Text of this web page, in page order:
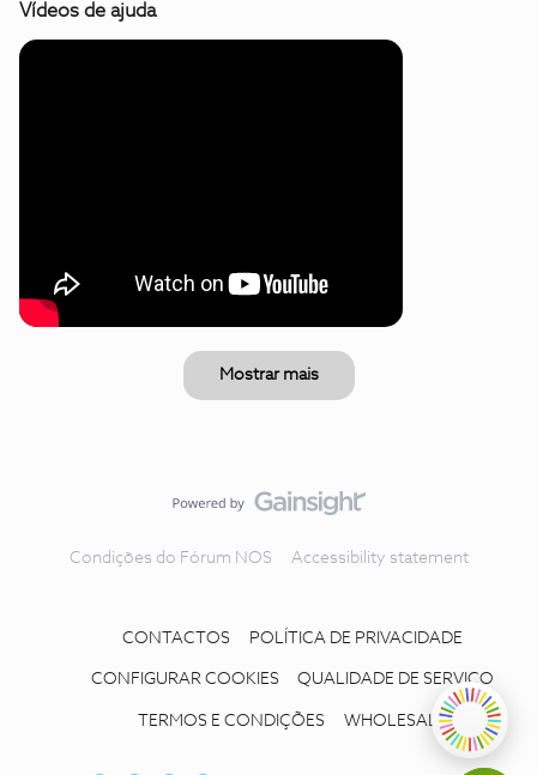
Vídeos de ajuda
Mostrar mais
Condições do Fórum NOS Accessibility statement
CONTACTOS POLÍTICA DE PRIVACIDADE
CONFIGURAR COOKIES QUALIDADE DE SERVIÇO
TERMOS E CONDIÇÕES WHOLESALE